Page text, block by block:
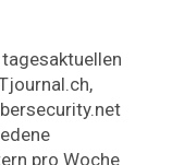
pro Woche